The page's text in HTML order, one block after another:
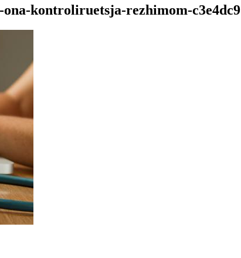
kontroliruetsja-rezhimom-c3e4dc9